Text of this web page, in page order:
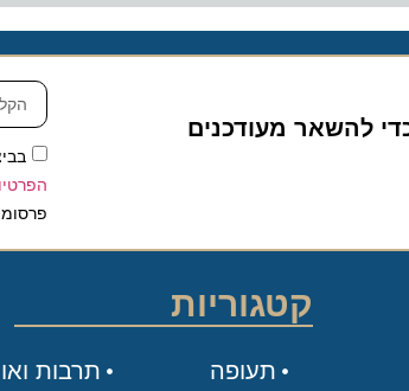
להשאר מעודכנים
הפרטיות
קטגוריות
תעופה
תרבות ואוכל